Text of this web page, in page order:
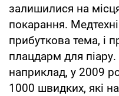
залишилися на
покарання.
прибуткова тема, і
плацдарм для
наприклад, у 2009
1000 швидких, які